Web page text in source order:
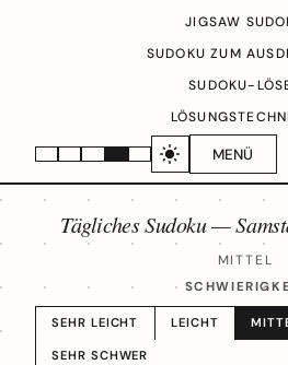
MENÜ
JIGSAW
SUDOKU ZUM
SUDOKU-
Tägliches Sudoku —
MITTEL
SEHR LEICHT LEICHT
SEHR SCHWER